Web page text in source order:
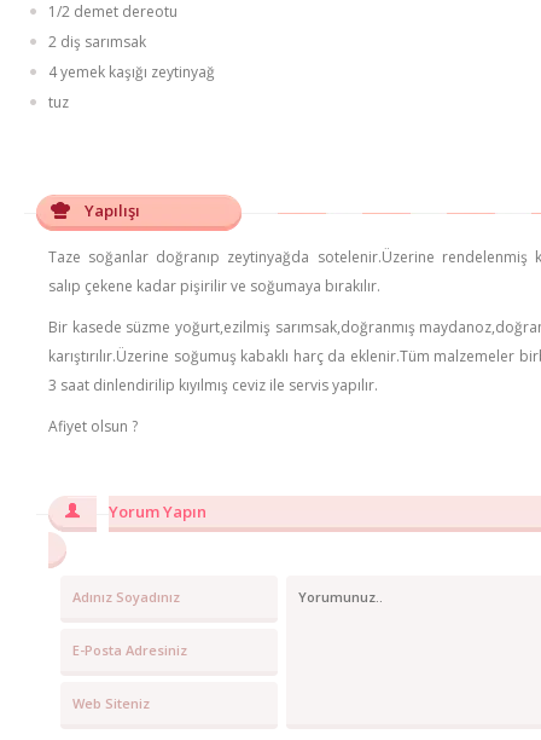
1/2 demet dereotu
2 diş sarımsak
4 yemek kaşığı zeytinyağ
tuz
Yapılışı
Taze soğanlar doğranıp zeytinyağda sotelenir.Üzerine rendelenmiş
salıp çekene kadar pişirilir ve soğumaya bırakılır.
Bir kasede süzme yoğurt,ezilmiş sarımsak,doğranmış
karıştırılır.Üzerine soğumuş kabaklı harç da eklenir.Tüm malzemeler
3 saat dinlendirilip kıyılmış ceviz ile servis yapılır.
Afiyet olsun ?
Yorum Yapın